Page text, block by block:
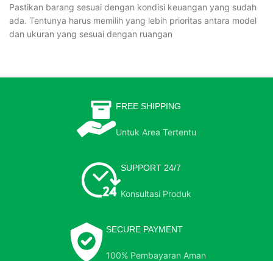
Pastikan barang sesuai dengan kondisi keuangan yang sudah
ada. Tentunya harus memilih yang lebih prioritas antara model
dan ukuran yang sesuai dengan ruangan
FREE SHIPPING
Untuk Area Tertentu
SUPPORT 24/7
Konsultasi Produk
SECURE PAYMENT
100% Pembayaran Aman